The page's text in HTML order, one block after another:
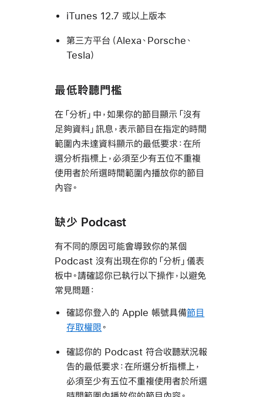
iTunes 12.7 或以上版本
第三方平台（Alexa、Porsche、
Tesla）
最低聆聽門檻
在「分析」中，如果你的節目顯示「沒有
足夠資料」訊息，表示節目在指定的時間
範圍內未達資料顯示的最低要求：在所
選分析指標上，必須至少有五位不重複
使用者於所選時間範圍內播放你的節目
內容。
缺少 Podcast
有不同的原因可能會導致你的某個
Podcast 沒有出現在你的「分析」儀表
板中。請確認你已執行以下操作，以避免
常見問題：
確認你登入的 Apple 帳號具備節目
存取權限。
確認你的 Podcast 符合收聽狀況報
告的最低要求：在所選分析指標上，
必須至少有五位不重複使用者於所選